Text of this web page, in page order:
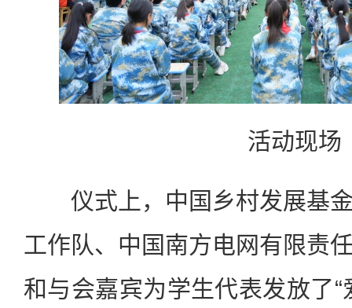
活动现场
仪式上，中国乡村发展基金
工作队、中国南方电网有限责
和与会嘉宾为学生代表发放了“